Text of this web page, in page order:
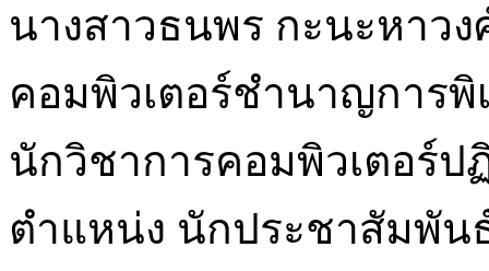
นางสาวธนพร กะนะหาว
คอมพิวเตอร์ชำนาญการ
นักวิชาการคอมพิวเตอร์
ตำแหน่ง นักประชาสัมพัน